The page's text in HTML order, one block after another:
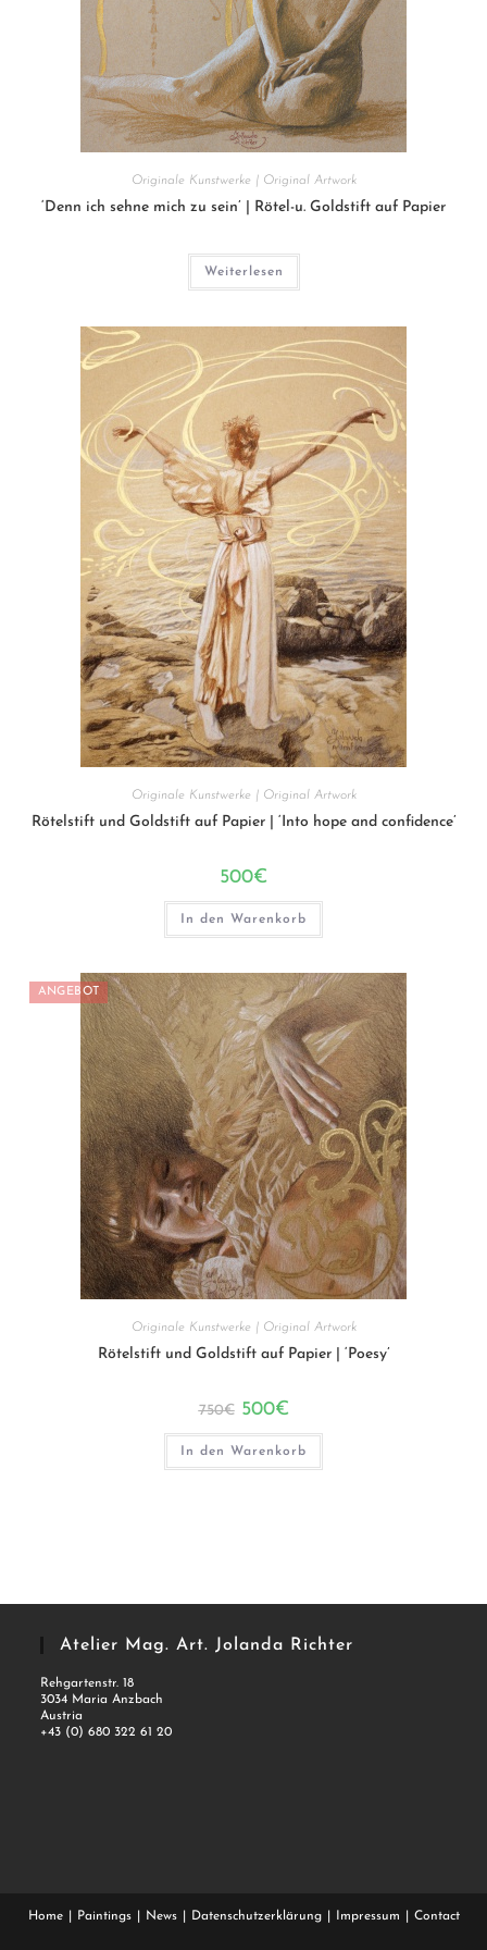
Originale Kunstwerke | Original Artwork
‘Denn ich sehne mich zu sein’ | Rötel-u. Goldstift auf Papier
Weiterlesen
Originale Kunstwerke | Original Artwork
Rötelstift und Goldstift auf Papier | ‘Into hope and confidence’
500€
In den Warenkorb
ANGEBOT
Originale Kunstwerke | Original Artwork
Rötelstift und Goldstift auf Papier | ‘Poesy’
750€ Ursprünglicher
war:
750€
500€Aktueller
ist:
500€.
In den Warenkorb
Atelier Mag. Art. Jolanda Richter
Rehgartenstr. 18
3034 Maria Anzbach
Austria
+43 (0) 680 322 61 20
Home Paintings News Datenschutzerklärung Impressum Contact